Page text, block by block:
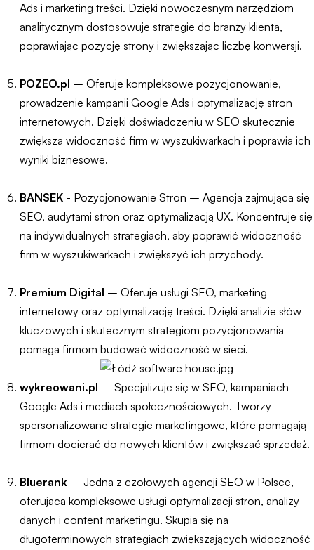
Ads i marketing treści. Dzięki nowoczesnym narzędziom
analitycznym dostosowuje strategie do branży klienta,
poprawiając pozycję strony i zwiększając liczbę konwersji.
POZEO.pl – Oferuje kompleksowe pozycjonowanie,
prowadzenie kampanii Google Ads i optymalizację stron
internetowych. Dzięki doświadczeniu w SEO skutecznie
zwiększa widoczność firm w wyszukiwarkach i poprawia ich
wyniki biznesowe.
BANSEK - Pozycjonowanie Stron – Agencja zajmująca się
SEO, audytami stron oraz optymalizacją UX. Koncentruje się
na indywidualnych strategiach, aby poprawić widoczność
firm w wyszukiwarkach i zwiększyć ich przychody.
Premium Digital – Oferuje usługi SEO, marketing
internetowy oraz optymalizację treści. Dzięki analizie słów
kluczowych i skutecznym strategiom pozycjonowania
pomaga firmom budować widoczność w sieci.
wykreowani.pl – Specjalizuje się w SEO, kampaniach
Google Ads i mediach społecznościowych. Tworzy
spersonalizowane strategie marketingowe, które pomagają
firmom docierać do nowych klientów i zwiększać sprzedaż.
Bluerank – Jedna z czołowych agencji SEO w Polsce,
oferująca kompleksowe usługi optymalizacji stron, analizy
danych i content marketingu. Skupia się na
długoterminowych strategiach zwiększających widoczność